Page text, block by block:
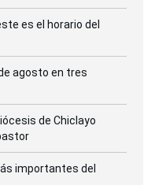
es el horario del
agosto en tres
de Chiclayo
importantes del